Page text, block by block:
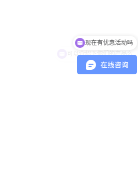
可以介绍下你们的产品么